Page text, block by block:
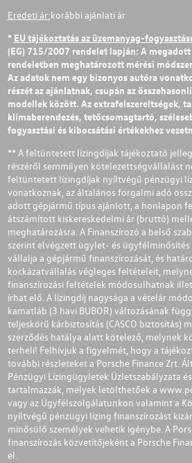
Eredeti ár:korábbi ajánlati ár
* EU tájékoztatás az üzemanyag-
(EG) 715/2007 rendelet lapján: A
rendeletben meghatározott mérési
Az adatok nem egy bizonyos autóra
részét az ajánlatnak, csupán az
modellek között. Az extrafelszereltségek,
klímaberendezés, tetőcsomagtartó,
fogyasztási és kibocsátási értékekhez
** A feltüntetett lízingdíjak tájékoztató
részéről semmilyen kötelezettségvállalást
feltüntetett lízingdíjak nyíltvégű pénzügyi
vonatkoznak, az általános forgalmi adó
adott gépjármű típus ajánlott, a honlapon
átszámított kiskereskedelmi ár (bruttó)
meghatározásra. A Finanszírozó a belső
szerint elvégzett ügylet- és
vállalja a gépjármű finanszírozását, és
kockázatvállalás végleges feltételeit,
finanszírozási feltételek módosulhatnak
írhat elő. A lízingdíj nagysága a vételár
kamatláb (3 havi BUBOR) változásának
teljeskörű kárbiztosítás (CASCO biztosítás)
szerződés hatálya alatt kötelező, melynek
terheli! Felhívjuk a figyelmét, hogy a
további részleteket a Porsche Finance Zrt.
Pénzügyi Lízingügyletek Üzletszabályzata
tartalmazzák, melyek letölthetőek a
vagy az Ügyfélszolgálatunkon valamint a
nyíltvégű pénzügyi lízing finanszírozást
minősülő személyek vehetik igénybe. A
finanszírozás közvetítőjeként a Porsche
el.